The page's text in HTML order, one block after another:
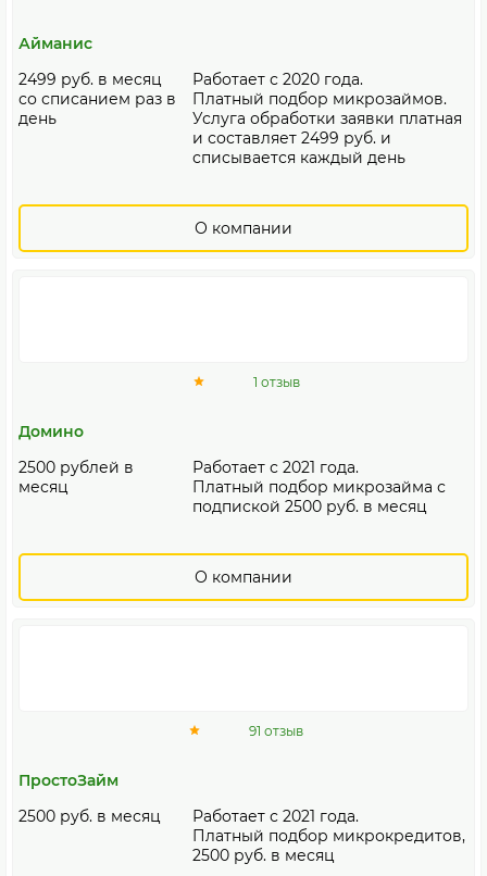
Айманис
2499 руб. в месяц
со списанием раз в
день
Работает с 2020 года.
Платный подбор микрозаймов.
Услуга обработки заявки платная
и составляет 2499 руб. и
списывается каждый день
О компании
1 отзыв
Домино
2500 рублей в
месяц
Работает с 2021 года.
Платный подбор микрозайма с
подпиской 2500 руб. в месяц
О компании
91 отзыв
ПростоЗайм
2500 руб. в месяц
Работает с 2021 года.
Платный подбор микрокредитов,
2500 руб. в месяц